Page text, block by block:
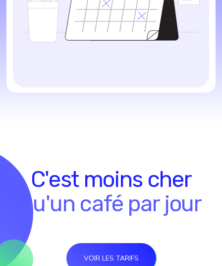
C'est moins cher
qu'un café par jour
VOIR LES TARIFS